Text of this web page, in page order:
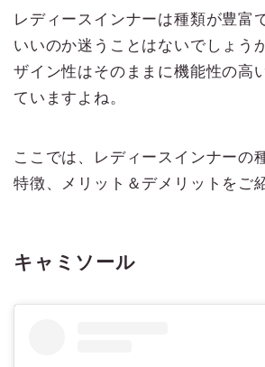
レディースインナーは種類が豊富
いいのか迷うことはないでしょう
ザイン性はそのままに機能性の高
ていますよね。
ここでは、レディースインナーの
特徴、メリット＆デメリットをご
キャミソール